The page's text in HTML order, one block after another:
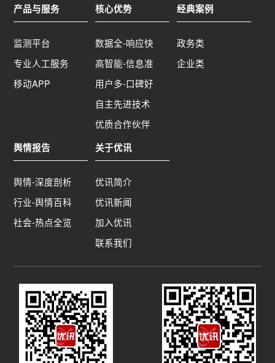
产品与服务
监测平台
专业人工服务
移动APP
核心优势
数据全-响应快
高智能-信息准
用户多-口碑好
自主先进技术
优质合作伙伴
经典案例
政务类
企业类
舆情报告
舆情-深度剖析
行业-舆情百科
社会-热点全览
关于优讯
优讯简介
优讯新闻
加入优讯
联系我们